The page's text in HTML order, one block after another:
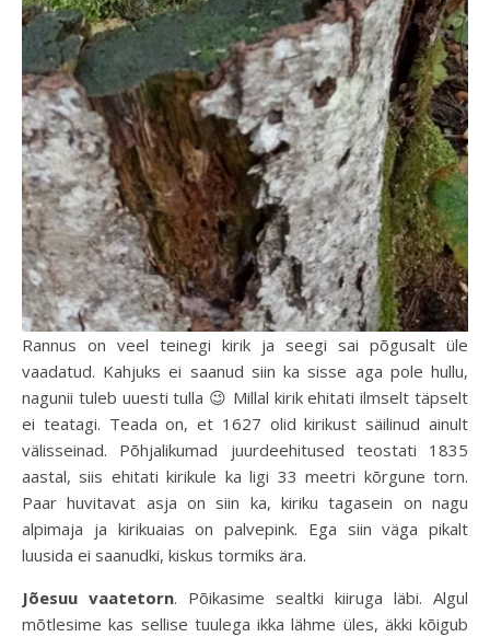
Rannus on veel teinegi kirik ja seegi sai põgusalt üle
vaadatud. Kahjuks ei saanud siin ka sisse aga pole hullu,
nagunii tuleb uuesti tulla 😉 Millal kirik ehitati ilmselt täpselt
ei teatagi. Teada on, et 1627 olid kirikust säilinud ainult
välisseinad. Põhjalikumad juurdeehitused teostati 1835
aastal, siis ehitati kirikule ka ligi 33 meetri kõrgune torn.
Paar huvitavat asja on siin ka, kiriku tagasein on nagu
alpimaja ja kirikuaias on palvepink. Ega siin väga pikalt
luusida ei saanudki, kiskus tormiks ära.
Jõesuu vaatetorn. Põikasime sealtki kiiruga läbi. Algul
mõtlesime kas sellise tuulega ikka lähme üles, äkki kõigub